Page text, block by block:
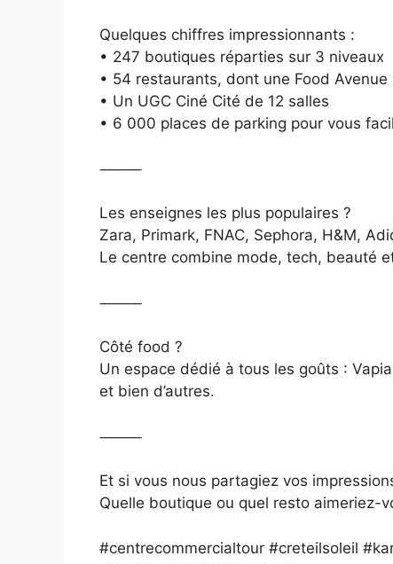
Quelques chiffres impressionnants :
• 247 boutiques réparties sur 3 niveaux
• 54 restaurants, dont une Food Avenue
• Un UGC Ciné Cité de 12 salles
• 6 000 places de parking pour vous
⸻
Les enseignes les plus populaires ?
Zara, Primark, FNAC, Sephora, H&M,
Le centre combine mode, tech, beauté
⸻
Côté food ?
Un espace dédié à tous les goûts :
et bien d’autres.
⸻
Et si vous nous partagiez vos
Quelle boutique ou quel resto aimeriez-
#centrecommercialtour #creteilsoleil